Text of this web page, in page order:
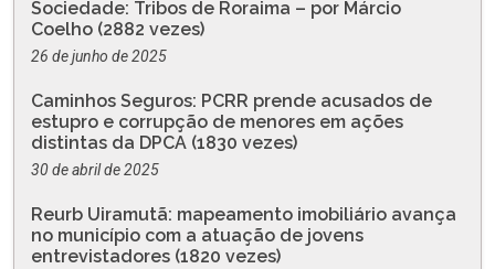
Sociedade: Tribos de Roraima – por Márcio
Coelho (2882 vezes)
26 de junho de 2025
Caminhos Seguros: PCRR prende acusados de
estupro e corrupção de menores em ações
distintas da DPCA (1830 vezes)
30 de abril de 2025
Reurb Uiramutã: mapeamento imobiliário avança
no município com a atuação de jovens
entrevistadores (1820 vezes)